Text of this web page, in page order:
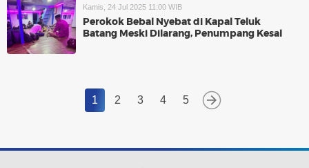
Kamis, 24 Jul 2025 11:00 WIB
Perokok Bebal Nyebat di Kapal Teluk
Batang Meski Dilarang, Penumpang Kesal
1 2 3 4 5